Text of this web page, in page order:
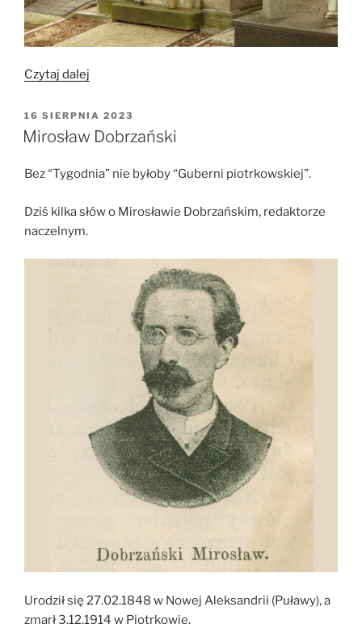
Czytaj dalej
OPUBLIKOWANE
W
16 SIERPNIA 2023
Mirosław Dobrzański
Bez “Tygodnia” nie byłoby “Guberni piotrkowskiej”.
Dziś kilka słów o Mirosławie Dobrzańskim, redaktorze
naczelnym.
Urodził się 27.02.1848 w Nowej Aleksandrii (Puławy), a
zmarł 3.12.1914 w Piotrkowie.